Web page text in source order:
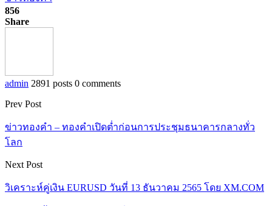
856
Share
admin 2891 posts 0 comments
Prev Post
ข่าวทองคำ – ทองคำเปิดต่ำก่อนการประชุมธนาคารกลางทั่ว
โลก
Next Post
วิเคราะห์คู่เงิน EURUSD วันที่ 13 ธันวาคม 2565 โดย XM.COM